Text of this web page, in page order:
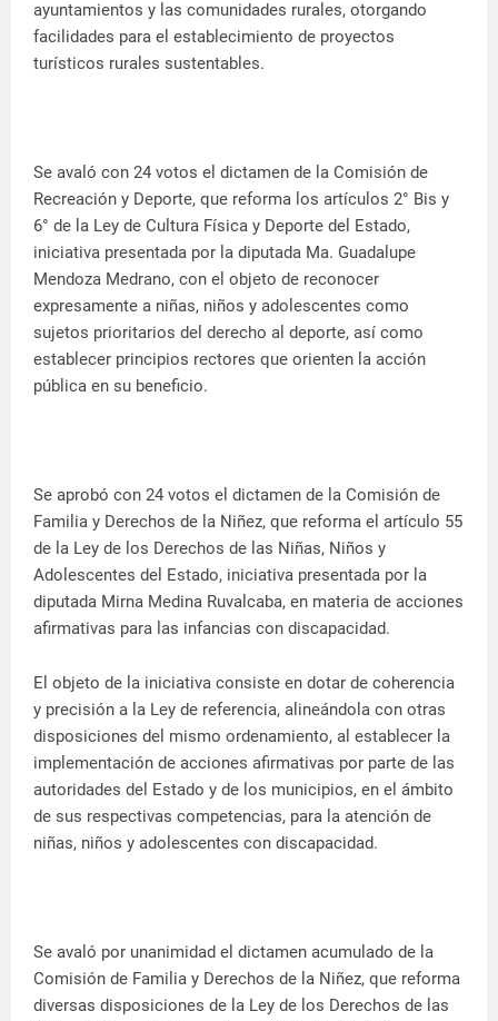
ayuntamientos y las comunidades rurales, otorgando
facilidades para el establecimiento de proyectos
turísticos rurales sustentables.
Se avaló con 24 votos el dictamen de la Comisión de
Recreación y Deporte, que reforma los artículos 2° Bis y
6° de la Ley de Cultura Física y Deporte del Estado,
iniciativa presentada por la diputada Ma. Guadalupe
Mendoza Medrano, con el objeto de reconocer
expresamente a niñas, niños y adolescentes como
sujetos prioritarios del derecho al deporte, así como
establecer principios rectores que orienten la acción
pública en su beneficio.
Se aprobó con 24 votos el dictamen de la Comisión de
Familia y Derechos de la Niñez, que reforma el artículo 55
de la Ley de los Derechos de las Niñas, Niños y
Adolescentes del Estado, iniciativa presentada por la
diputada Mirna Medina Ruvalcaba, en materia de acciones
afirmativas para las infancias con discapacidad.
El objeto de la iniciativa consiste en dotar de coherencia
y precisión a la Ley de referencia, alineándola con otras
disposiciones del mismo ordenamiento, al establecer la
implementación de acciones afirmativas por parte de las
autoridades del Estado y de los municipios, en el ámbito
de sus respectivas competencias, para la atención de
niñas, niños y adolescentes con discapacidad.
Se avaló por unanimidad el dictamen acumulado de la
Comisión de Familia y Derechos de la Niñez, que reforma
diversas disposiciones de la Ley de los Derechos de las